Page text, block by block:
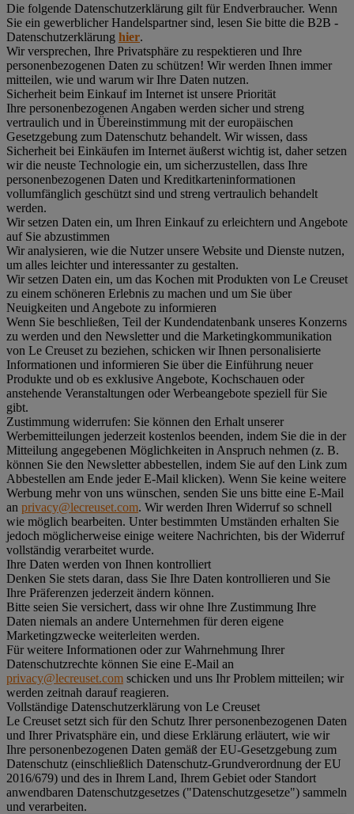
Die folgende Datenschutzerklärung gilt für Endverbraucher. Wenn
Sie ein gewerblicher Handelspartner sind, lesen Sie bitte die B2B -
Datenschutzerklärung hier.
Wir versprechen, Ihre Privatsphäre zu respektieren und Ihre
personenbezogenen Daten zu schützen! Wir werden Ihnen immer
mitteilen, wie und warum wir Ihre Daten nutzen.
Sicherheit beim Einkauf im Internet ist unsere Priorität
Ihre personenbezogenen Angaben werden sicher und streng
vertraulich und in Übereinstimmung mit der europäischen
Gesetzgebung zum Datenschutz behandelt. Wir wissen, dass
Sicherheit bei Einkäufen im Internet äußerst wichtig ist, daher setzen
wir die neuste Technologie ein, um sicherzustellen, dass Ihre
personenbezogenen Daten und Kreditkarteninformationen
vollumfänglich geschützt sind und streng vertraulich behandelt
werden.
Wir setzen Daten ein, um Ihren Einkauf zu erleichtern und Angebote
auf Sie abzustimmen
Wir analysieren, wie die Nutzer unsere Website und Dienste nutzen,
um alles leichter und interessanter zu gestalten.
Wir setzen Daten ein, um das Kochen mit Produkten von Le Creuset
zu einem schöneren Erlebnis zu machen und um Sie über
Neuigkeiten und Angebote zu informieren
Wenn Sie beschließen, Teil der Kundendatenbank unseres Konzerns
zu werden und den Newsletter und die Marketingkommunikation
von Le Creuset zu beziehen, schicken wir Ihnen personalisierte
Informationen und informieren Sie über die Einführung neuer
Produkte und ob es exklusive Angebote, Kochschauen oder
anstehende Veranstaltungen oder Werbeangebote speziell für Sie
gibt.
Zustimmung widerrufen: Sie können den Erhalt unserer
Werbemitteilungen jederzeit kostenlos beenden, indem Sie die in der
Mitteilung angegebenen Möglichkeiten in Anspruch nehmen (z. B.
können Sie den Newsletter abbestellen, indem Sie auf den Link zum
Abbestellen am Ende jeder E-Mail klicken). Wenn Sie keine weitere
Werbung mehr von uns wünschen, senden Sie uns bitte eine E-Mail
an privacy@lecreuset.com. Wir werden Ihren Widerruf so schnell
wie möglich bearbeiten. Unter bestimmten Umständen erhalten Sie
jedoch möglicherweise einige weitere Nachrichten, bis der Widerruf
vollständig verarbeitet wurde.
Ihre Daten werden von Ihnen kontrolliert
Denken Sie stets daran, dass Sie Ihre Daten kontrollieren und Sie
Ihre Präferenzen jederzeit ändern können.
Bitte seien Sie versichert, dass wir ohne Ihre Zustimmung Ihre
Daten niemals an andere Unternehmen für deren eigene
Marketingzwecke weiterleiten werden.
Für weitere Informationen oder zur Wahrnehmung Ihrer
Datenschutzrechte können Sie eine E-Mail an
privacy@lecreuset.com schicken und uns Ihr Problem mitteilen; wir
werden zeitnah darauf reagieren.
Vollständige Datenschutzerklärung von Le Creuset
Le Creuset setzt sich für den Schutz Ihrer personenbezogenen Daten
und Ihrer Privatsphäre ein, und diese Erklärung erläutert, wie wir
Ihre personenbezogenen Daten gemäß der EU-Gesetzgebung zum
Datenschutz (einschließlich Datenschutz-Grundverordnung der EU
2016/679) und des in Ihrem Land, Ihrem Gebiet oder Standort
anwendbaren Datenschutzgesetzes ("Datenschutzgesetze") sammeln
und verarbeiten.